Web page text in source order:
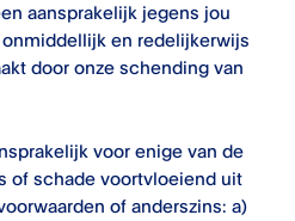
aansprakelijk jegens jou
en redelijkerwijs
door onze schending van
voor enige van de
of schade voortvloeiend uit
of anderszins: a)